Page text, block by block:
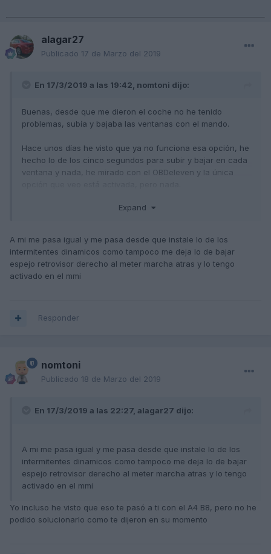
alagar27
Publicado 17 de Marzo del 2019
En 17/3/2019 a las 19:42, nomtoni dijo:
Buenas, desde que me dieron el coche no he tenido
problemas, subía y bajaba las ventanas con el mando.
Hace unos días he visto que ya no funciona esa opción, he
hecho lo de los cinco segundos para subir y bajar en cada
ventana y nada, he mirado con el OBDeleven y la única
Hay alguna opción más? las ventanillas suben y bajan bien
Expand
A mi me pasa igual y me pasa desde que instale lo de los
intermitentes dinamicos como tampoco me deja lo de bajar
espejo retrovisor derecho al meter marcha atras y lo tengo
activado en el mmi
Responder
nomtoni
Publicado 18 de Marzo del 2019
En 17/3/2019 a las 22:27, alagar27 dijo:
A mi me pasa igual y me pasa desde que instale lo de los
intermitentes dinamicos como tampoco me deja lo de bajar
espejo retrovisor derecho al meter marcha atras y lo tengo
activado en el mmi
Yo incluso he visto que eso te pasó a ti con el A4 B8, pero no he
podido solucionarlo como te dijeron en su momento